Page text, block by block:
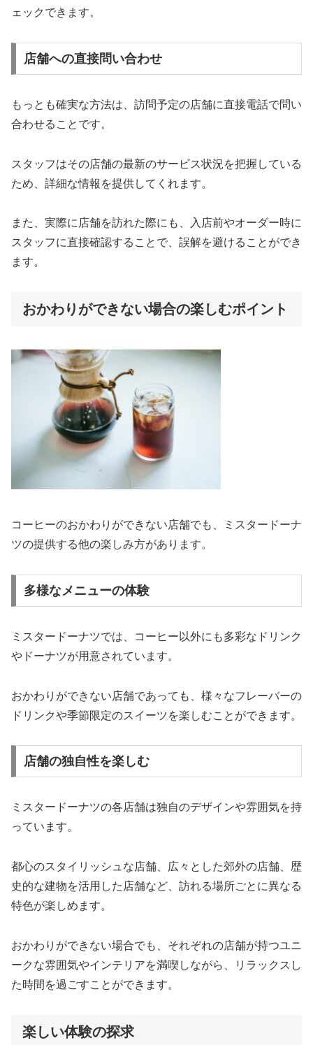
ェックできます。
店舗への直接問い合わせ
もっとも確実な方法は、訪問予定の店舗に直接電話で問い
合わせることです。
スタッフはその店舗の最新のサービス状況を把握している
ため、詳細な情報を提供してくれます。
また、実際に店舗を訪れた際にも、入店前やオーダー時に
スタッフに直接確認することで、誤解を避けることができ
ます。
おかわりができない場合の楽しむポイント
コーヒーのおかわりができない店舗でも、ミスタードーナ
ツの提供する他の楽しみ方があります。
多様なメニューの体験
ミスタードーナツでは、コーヒー以外にも多彩なドリンク
やドーナツが用意されています。
おかわりができない店舗であっても、様々なフレーバーの
ドリンクや季節限定のスイーツを楽しむことができます。
店舗の独自性を楽しむ
ミスタードーナツの各店舗は独自のデザインや雰囲気を持
っています。
都心のスタイリッシュな店舗、広々とした郊外の店舗、歴
史的な建物を活用した店舗など、訪れる場所ごとに異なる
特色が楽しめます。
おかわりができない場合でも、それぞれの店舗が持つユニ
ークな雰囲気やインテリアを満喫しながら、リラックスし
た時間を過ごすことができます。
楽しい体験の探求